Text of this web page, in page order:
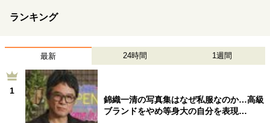
ランキング
最新 24時間 1週間
1
錦織一清の写真集はなぜ私服なのか…高級
ブランドをやめ等身大の自分を表現…